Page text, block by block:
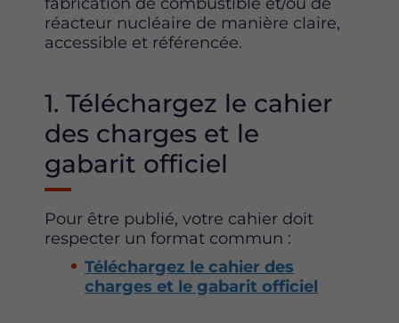
réacteur nucléaire de manière claire,
accessible et référencée.
1. Téléchargez le cahier
des charges et le
gabarit officiel
Pour être publié, votre cahier doit
respecter un format commun :
Téléchargez le cahier des
charges et le gabarit officiel